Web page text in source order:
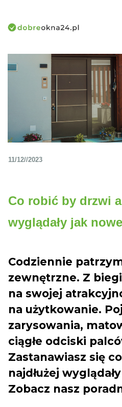
11/12//2023
Co robić by drzwi
wyglądały jak
Codziennie
zewnętrzne. Z
na swojej
na użytkowanie.
zarysowania,
ciągłe odciski
Zastanawiasz się
najdłużej
Zobacz nasz